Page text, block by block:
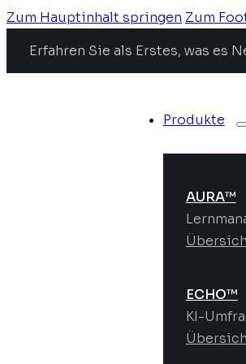
Zum Hauptinhalt springen Zum
Erfahren Sie als Erstes, was es
Produkte
AURA™
ECHO™
KI-